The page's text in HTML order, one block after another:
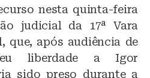
nesta quinta-feira
judicial da 17ª Vara
que, após audiência de
liberdade a Igor
sido preso durante a